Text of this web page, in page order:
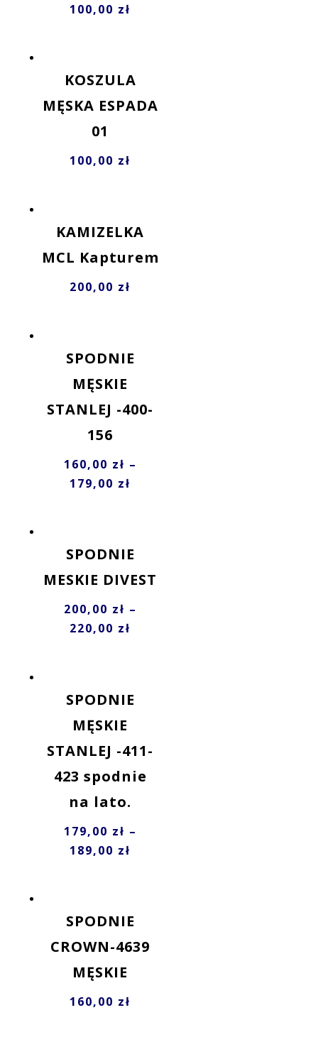
100,00 zł
KOSZULA
MĘSKA ESPADA
01
100,00 zł
KAMIZELKA
MCL Kapturem
200,00 zł
SPODNIE
MĘSKIE
STANLEJ -400-
156
160,00 zł –
179,00 zł
SPODNIE
MESKIE DIVEST
200,00 zł –
220,00 zł
SPODNIE
MĘSKIE
STANLEJ -411-
423 spodnie
na lato.
179,00 zł –
189,00 zł
SPODNIE
CROWN-4639
MĘSKIE
160,00 zł